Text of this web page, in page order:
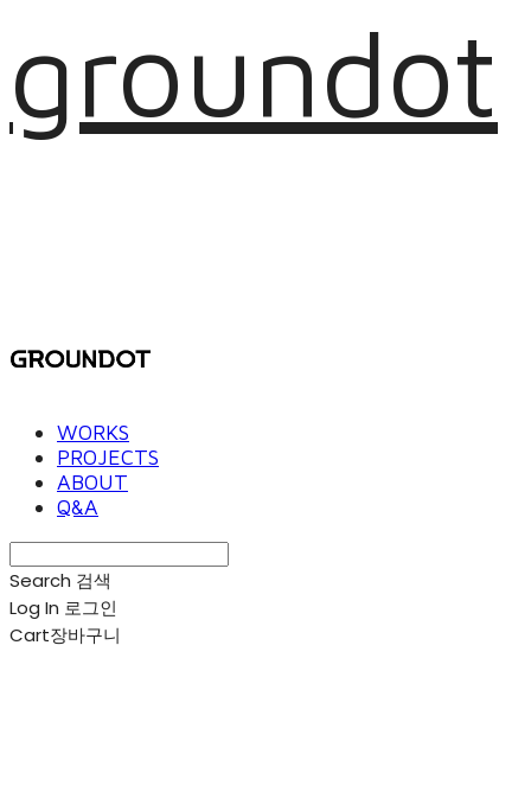
groundot
WORKS
PROJECTS
ABOUT
Q&A
Search 검색
Log In 로그인
Cart장바구니